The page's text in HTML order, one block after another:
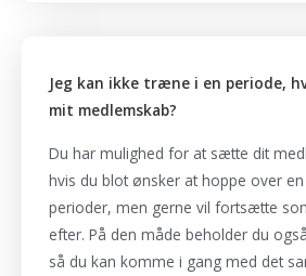
Jeg kan ikke træne i en periode,
mit medlemskab?
Du har mulighed for at sætte dit
hvis du blot ønsker at hoppe over
perioder, men gerne vil fortsætte
efter. På den måde beholder du
så du kan komme i gang med det